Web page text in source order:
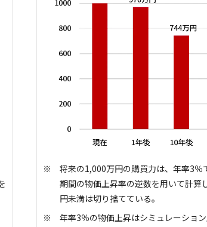
将来の1,000万円の購買力は、年率3％
期間の物価上昇率の逆数を用いて計算
円未満は切り捨てている。
年率3％の物価上昇はシミュレーショ